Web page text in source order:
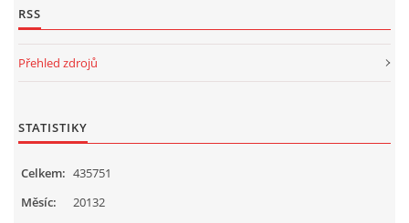
RECENZE NA KNIHY
RECENZE NA HRAČKY
MIKULÁŠSKÁ NADÍLKA
VÁNOČNÍ TVOŘENÍ
RSS
Přehled zdrojů
STATISTIKY
Celkem: 435751
Měsíc:
20132